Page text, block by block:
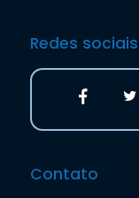
Redes sociais
Contato